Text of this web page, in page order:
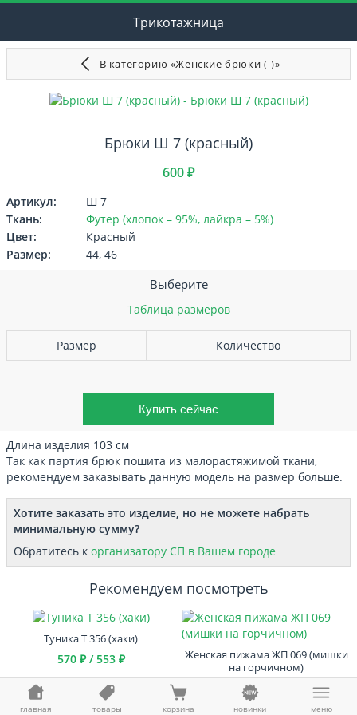
Трикотажница
В категорию «Женские брюки (-)»
Брюки Ш 7 (красный)
600 ₽
Артикул:
Ш 7
Ткань:
Футер (хлопок – 95%, лайкра – 5%)
Цвет:
Красный
Размер:
44, 46
Выберите
Таблица размеров
Размер Количество
Длина изделия 103 см
Так как партия брюк пошита из малорастяжимой ткани,
рекомендуем заказывать данную модель на размер больше.
Хотите заказать это изделие, но не можете набрать
минимальную сумму?
Обратитесь к организатору СП в Вашем городе
Рекомендуем посмотреть
Туника Т 356 (хаки)
570 ₽ / 553 ₽
Женская пижама ЖП 069 (мишки
на горчичном)
555 ₽ / 539 ₽